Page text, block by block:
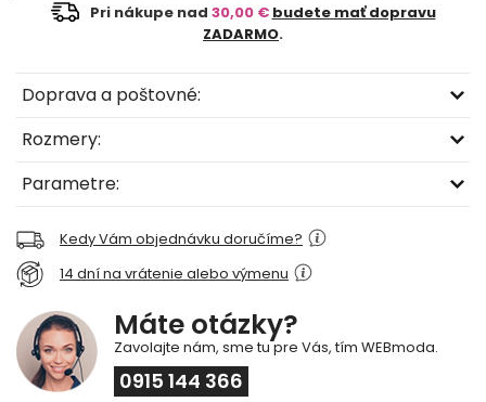
Pri nákupe nad 30,00 € budete mať dopravu
ZADARMO.
Doprava a poštovné:
Rozmery:
Parametre:
Kedy Vám objednávku doručíme?
14 dní na vrátenie alebo výmenu
Máte otázky?
Zavolajte nám, sme tu pre Vás, tím WEBmoda.
0915 144 366